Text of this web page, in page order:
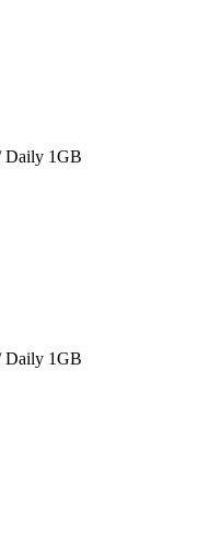
Daily 1GB
Daily 1GB